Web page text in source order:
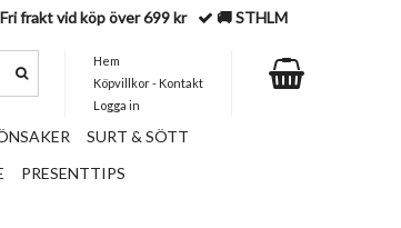
Fri frakt vid köp över 699 kr 🚚 STHLM
Hem
Köpvillkor - Kontakt
Logga in
SURT & SÖTT
PRESENTTIPS